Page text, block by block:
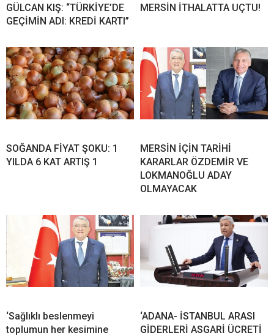
GÜLCAN KIŞ: “TÜRKİYE’DE
GEÇİMİN ADI: KREDİ KARTI”
MERSİN İTHALATTA UÇTU!
SOĞANDA FİYAT ŞOKU: 1
YILDA 6 KAT ARTIŞ 1
MERSİN İÇİN TARİHİ
KARARLAR ÖZDEMİR VE
LOKMANOĞLU ADAY
OLMAYACAK
‘Sağlıklı beslenmeyi
toplumun her kesimine
‘ADANA- İSTANBUL ARASI
GİDERLERİ ASGARİ ÜCRETİ